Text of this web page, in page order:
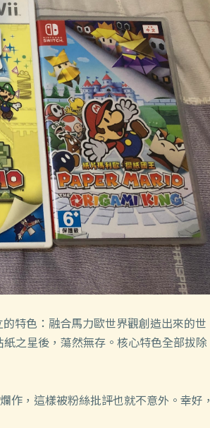
特色：融合馬力歐世界觀創造出來的世
之星後，蕩然無存。核心特色全部拔除
作，這樣被粉絲批評也就不意外。幸好，